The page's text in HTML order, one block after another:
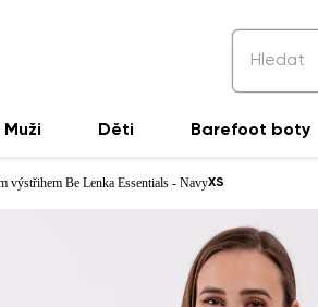
Muži Děti Barefoot boty
výstřihem Be Lenka Essentials - NavyXS